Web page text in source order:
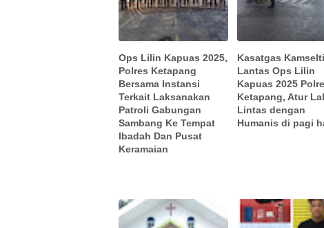
Ops Lilin Kapuas 2025,
Polres Ketapang
Bersama Instansi
Terkait Laksanakan
Patroli Gabungan
Sambang Ke Tempat
Ibadah Dan Pusat
Keramaian
Kasatgas
Lantas Ops Lilin
Kapuas 2025
Ketapang, Atur
Lintas dengan
Humanis di pagi